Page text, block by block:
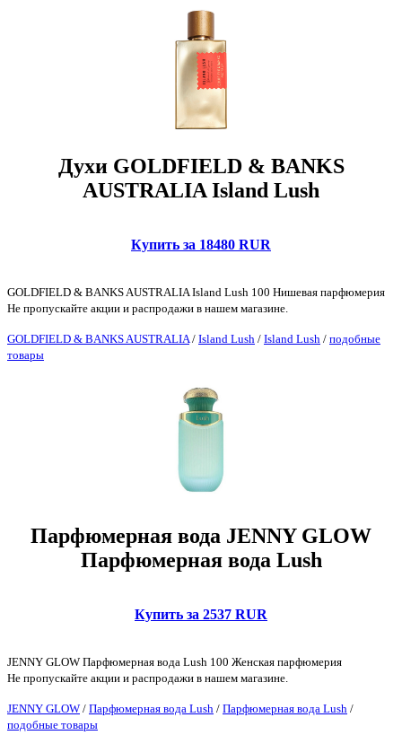
Духи GOLDFIELD & BANKS
AUSTRALIA Island Lush
Купить за 18480 RUR
GOLDFIELD & BANKS AUSTRALIA Island Lush 100 Нишевая парфюмерия
Не пропускайте акции и распродажи в нашем магазине.
GOLDFIELD & BANKS AUSTRALIA / Island Lush / Island Lush / подобные
товары
Парфюмерная вода JENNY GLOW
Парфюмерная вода Lush
Купить за 2537 RUR
JENNY GLOW Парфюмерная вода Lush 100 Женская парфюмерия
Не пропускайте акции и распродажи в нашем магазине.
JENNY GLOW / Парфюмерная вода Lush / Парфюмерная вода Lush /
подобные товары